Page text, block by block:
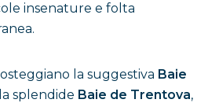
insenature e folta
la suggestiva Baie
splendide Baie de Trentova,